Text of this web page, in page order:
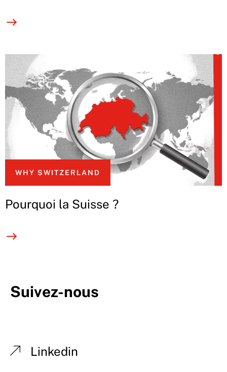
WHY SWITZERLAND
Pourquoi la Suisse ?
Suivez-nous
Linkedin